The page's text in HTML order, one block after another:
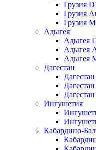
Грузия
Грузия
Грузия
Адыгея
Адыгея
Адыгея
Адыгея
Дагестан
Ингушетия
Кабардино-